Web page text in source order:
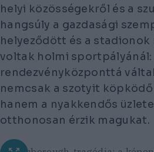
helyi közösségekről és a
hangsúly a gazdasági
helyeződött és a
voltak holmi
rendezvényközponttá
nemcsak a szotyit
hanem a nyakkendős
otthonosan érzik magukat.